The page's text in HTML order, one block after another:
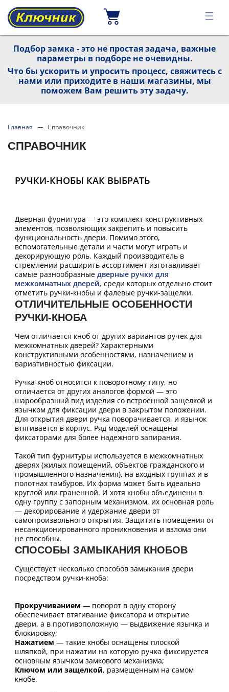
Подбор замка - это не простая задача, важные
параметры в подборе не очевидны.
Что бы ускорить и упросить процесс, свяжитесь с
нами или приходите в наши магазины, мы
поможем Вам решить эту задачу.
Главная Справочник
СПРАВОЧНИК
РУЧКИ-КНОБЫ КАК ВЫБРАТЬ
Дверная фурнитура — это комплект конструктивных
элементов, позволяющих закрепить и повысить
функциональность двери. Помимо этого,
вспомогательные детали и части могут играть и
декорирующую роль. Каждый производитель в
стремлении расширить ассортимент изготавливает
самые разнообразные дверные ручки для
межкомнатных дверей, среди которых отдельно стоит
отметить ручки-кнобы и фалевые ручки-защелки.
ОТЛИЧИТЕЛЬНЫЕ ОСОБЕННОСТИ
РУЧКИ-КНОБА
Чем отличается кноб от других вариантов ручек для
межкомнатных дверей? Характерными
конструктивными особенностями, назначением и
вариативностью фиксации.
Ручка-кноб относится к поворотному типу, но
отличается от других аналогов формой — это
шарообразный вид изделия со встроенной защелкой и
язычком для фиксации двери в закрытом положении.
Для открытия двери ручка поворачивается, и язычок
втягивается в корпус. Ряд моделей оснащены
фиксаторами для более надежного запирания.
Такой тип фурнитуры используется в межкомнатных
дверях (жилых помещений, объектов гражданского и
промышленного назначения), на входных группах и в
полотнах тамбуров. Их форма может быть идеально
круглой или граненной. И хотя кнобы объединены в
одну группу с запорным механизмом, их основная роль
— декорирование и удержание двери от
самопроизвольного открытия. Защитить помещения от
несанкционированного проникновения и взлома они
не способны.
СПОСОБЫ ЗАМЫКАНИЯ КНОБОВ
Существует несколько способов замыкания двери
посредством ручки-кноба:
Прокручиванием — поворот в одну сторону
обеспечивает втягивание фиксатора и открытие
двери, а в противоположную — выдвижение язычка и
блокировку;
Нажатием — такие кнобы оснащены плоской
шляпкой, при нажатии на которую ручка фиксируется
основным язычком замкового механизма;
Ключом или защелкой, размещенным на самом
кнобе.